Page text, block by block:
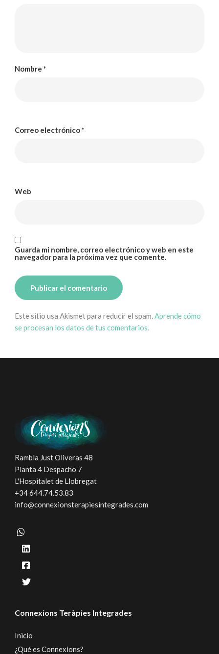
Nombre *
Correo electrónico*
Web
Guarda mi nombre, correo electrónico y web en este
navegador para la próxima vez que comente.
Este sitio usa Akismet para reducir el spam.Aprende cómo
se procesan los datos de tus comentarios.
Rambla Just Oliveras 48
Planta 4 Despacho 7
L'Hospitalet de Llobregat
+34 644.74.53.83
info@connexionsterapiesintegrades.com
Connexions Teràpies Integrades
Inicio
¿Qué es Connexions?